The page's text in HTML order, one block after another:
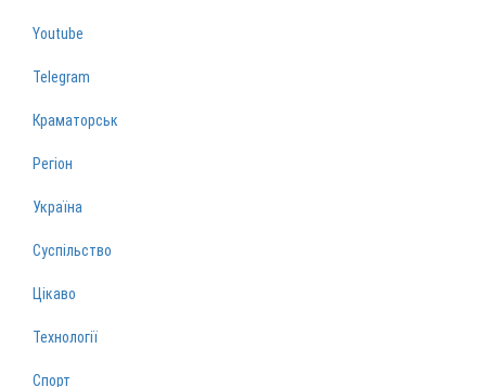
Youtube
Telegram
Краматорськ
Регіон
Україна
Суспільство
Цікаво
Технології
Спорт